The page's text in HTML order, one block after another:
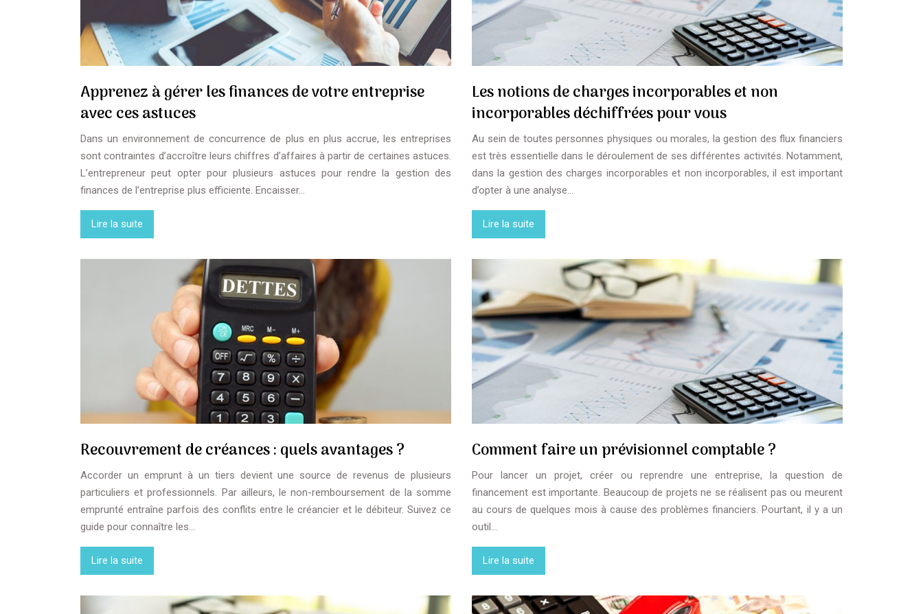
Apprenez à gérer les finances de votre entreprise
avec ces astuces
Dans un environnement de concurrence de plus en plus accrue, les entreprises
sont contraintes d’accroître leurs chiffres d’affaires à partir de certaines astuces.
L’entrepreneur peut opter pour plusieurs astuces pour rendre la gestion des
finances de l’entreprise plus efficiente. Encaisser…
Lire la suite
Les notions de charges incorporables et non
incorporables déchiffrées pour vous
Au sein de toutes personnes physiques ou morales, la gestion des flux financiers
est très essentielle dans le déroulement de ses différentes activités. Notamment,
dans la gestion des charges incorporables et non incorporables, il est important
d’opter à une analyse…
Lire la suite
Recouvrement de créances : quels avantages ?
Accorder un emprunt à un tiers devient une source de revenus de plusieurs
particuliers et professionnels. Par ailleurs, le non-remboursement de la somme
emprunté entraîne parfois des conflits entre le créancier et le débiteur. Suivez ce
guide pour connaître les…
Lire la suite
Comment faire un prévisionnel comptable ?
Pour lancer un projet, créer ou reprendre une entreprise, la question de
financement est importante. Beaucoup de projets ne se réalisent pas ou meurent
au cours de quelques mois à cause des problèmes financiers. Pourtant, il y a un
outil…
Lire la suite